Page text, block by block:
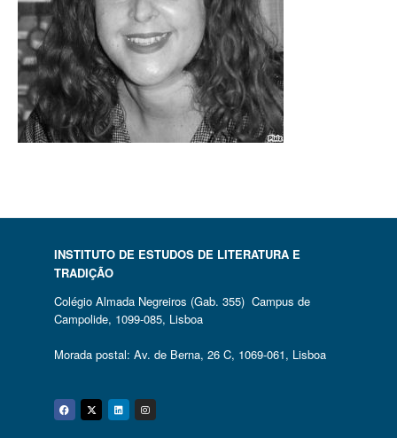
INSTITUTO DE ESTUDOS DE LITERATURA E
TRADIÇÃO
Colégio Almada Negreiros (Gab. 355) Campus de
Campolide, 1099-085, Lisboa
Morada postal: Av. de Berna, 26 C, 1069-061, Lisboa
Facebook
Twitter
Linkedin
Instagram